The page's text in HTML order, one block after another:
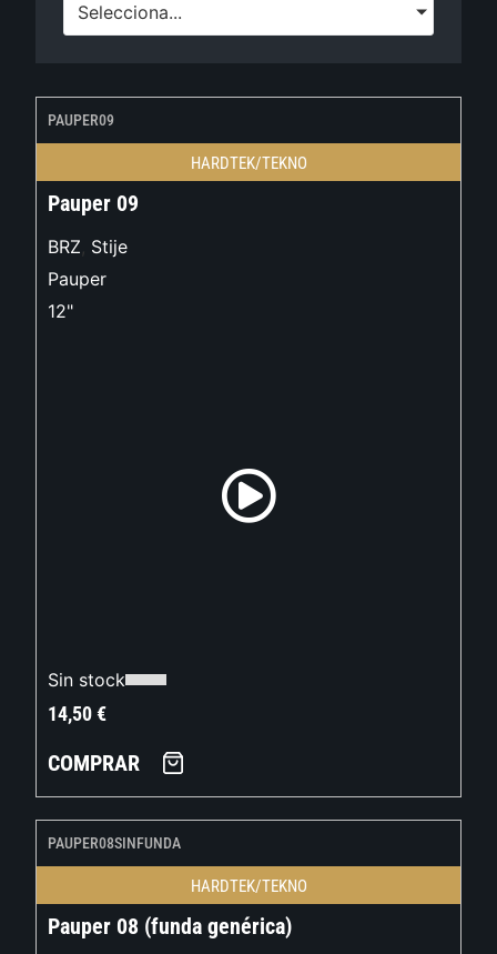
Selecciona...
PAUPER09
HARDTEK/TEKNO
Pauper 09
BRZ, Stije
Pauper
12"
Sin stock
14,50€
COMPRAR
PAUPER08SINFUNDA
HARDTEK/TEKNO
Pauper 08 (funda genérica)